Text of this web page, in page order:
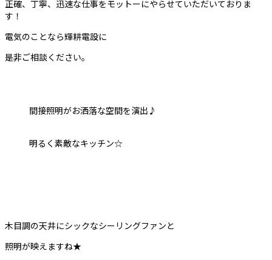
正確、丁寧、迅速な仕事をモットーにやらせていただいておりま
す！
電気のことなら輝耕電設に
是非ご相談ください。
間接照明がお洒落な空間を演出♪
明るく素敵なキッチン☆
木目調の天井にシックなシーリングファンと
照明が映えますね★